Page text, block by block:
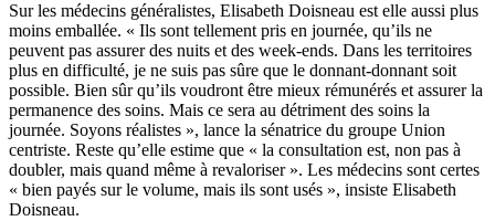
Sur les médecins généralistes, Elisabeth Doisneau est elle aussi plus
moins emballée. « Ils sont tellement pris en journée, qu’ils ne
peuvent pas assurer des nuits et des week-ends. Dans les territoires
plus en difficulté, je ne suis pas sûre que le donnant-donnant soit
possible. Bien sûr qu’ils voudront être mieux rémunérés et assurer la
permanence des soins. Mais ce sera au détriment des soins la
journée. Soyons réalistes », lance la sénatrice du groupe Union
centriste. Reste qu’elle estime que « la consultation est, non pas à
doubler, mais quand même à revaloriser ». Les médecins sont certes
« bien payés sur le volume, mais ils sont usés », insiste Elisabeth
Doisneau.